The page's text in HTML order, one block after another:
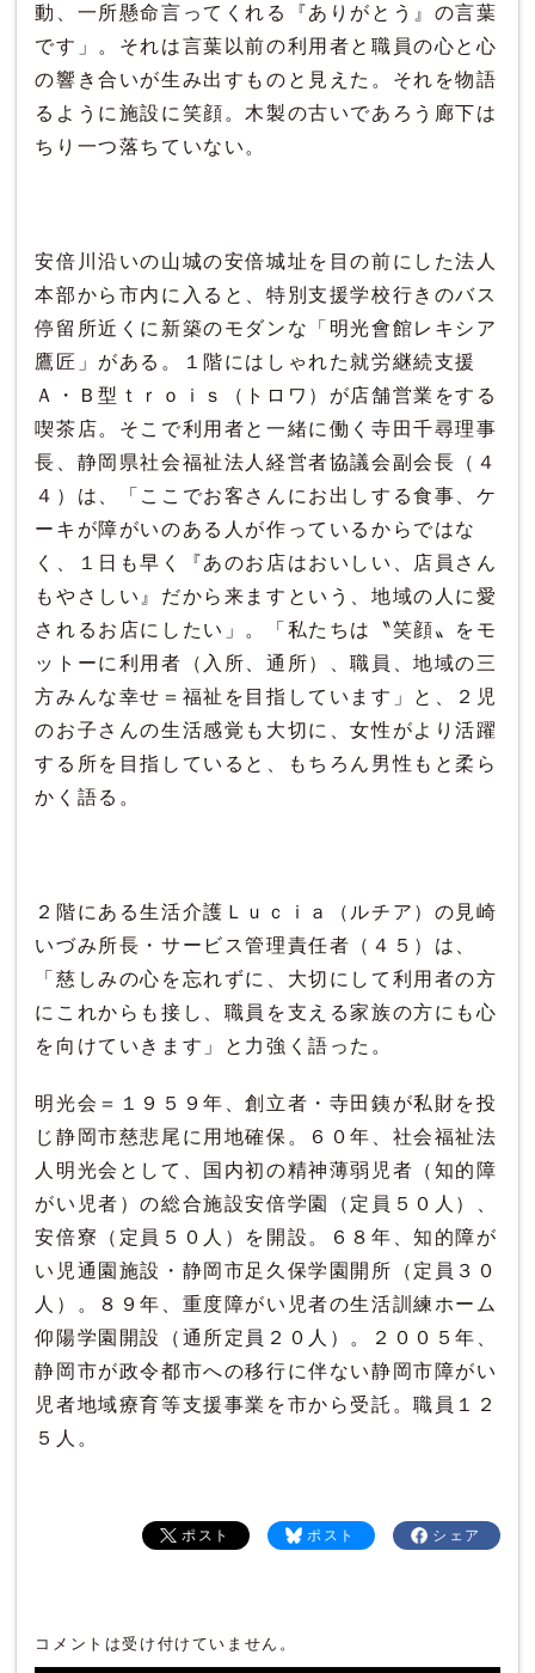
動、一所懸命言ってくれる『ありがとう』の言葉
です」。それは言葉以前の利用者と職員の心と心
の響き合いが生み出すものと見えた。それを物語
るように施設に笑顔。木製の古いであろう廊下は
ちり一つ落ちていない。
安倍川沿いの山城の安倍城址を目の前にした法人
本部から市内に入ると、特別支援学校行きのバス
停留所近くに新築のモダンな「明光會館レキシア
鷹匠」がある。１階にはしゃれた就労継続支援
Ａ・Ｂ型ｔｒｏｉｓ（トロワ）が店舗営業をする
喫茶店。そこで利用者と一緒に働く寺田千尋理事
長、静岡県社会福祉法人経営者協議会副会長（４
４）は、「ここでお客さんにお出しする食事、ケ
ーキが障がいのある人が作っているからではな
く、１日も早く『あのお店はおいしい、店員さん
もやさしい』だから来ますという、地域の人に愛
されるお店にしたい」。「私たちは〝笑顔〟をモ
ットーに利用者（入所、通所）、職員、地域の三
方みんな幸せ＝福祉を目指しています」と、２児
のお子さんの生活感覚も大切に、女性がより活躍
する所を目指していると、もちろん男性もと柔ら
かく語る。
２階にある生活介護Ｌｕｃｉａ（ルチア）の見崎
いづみ所長・サービス管理責任者（４５）は、
「慈しみの心を忘れずに、大切にして利用者の方
にこれからも接し、職員を支える家族の方にも心
を向けていきます」と力強く語った。
明光会＝１９５９年、創立者・寺田銕が私財を投
じ静岡市慈悲尾に用地確保。６０年、社会福祉法
人明光会として、国内初の精神薄弱児者（知的障
がい児者）の総合施設安倍学園（定員５０人）、
安倍寮（定員５０人）を開設。６８年、知的障が
い児通園施設・静岡市足久保学園開所（定員３０
人）。８９年、重度障がい児者の生活訓練ホーム
仰陽学園開設（通所定員２０人）。２００５年、
静岡市が政令都市への移行に伴ない静岡市障がい
児者地域療育等支援事業を市から受託。職員１２
５人。
シェア
ポスト
ポスト
コメントは受け付けていません。